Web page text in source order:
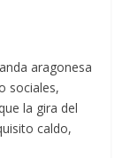
aragonesa
sociales,
la gira del
caldo,